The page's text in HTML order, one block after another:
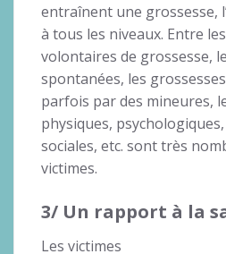
entraînent une grossesse,
à tous les niveaux. Entre
volontaires de grossesse,
spontanées, les
parfois par des mineures,
physiques,
sociales, etc. sont très
victimes.
3/ Un rapport à la
Les victimes